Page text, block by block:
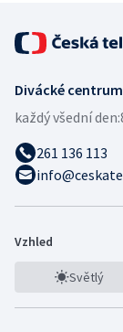
Divácké centrum
každý všední den:
261 136 113
Vzhled
Světlý